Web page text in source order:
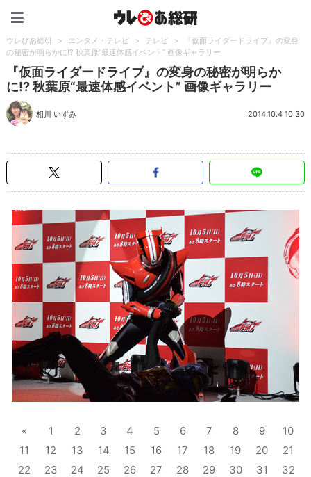
ウレぴあ総研 > エンタメ・テレビ > テレビ >
『仮面ライダードライブ』の変身
の秘密が明らかに!? 秋葉原“最速体感イベント” 画像ギャラリー
『仮面ライダードライブ』の変身の秘密が明らか
に!? 秋葉原“最速体感イベント” 画像ギャラリー
相川 いずみ 2014.10.4 10:30
« 1 2 3 4 5 6 7 8 9
10
11
12 13 14 15 16 17 18 19 20
21
22
23 24 25 26 27 28 29 30 31
32